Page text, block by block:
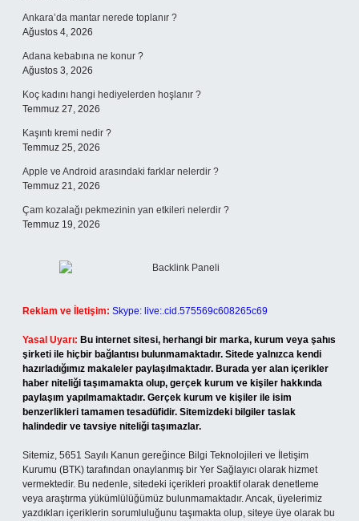
Ankara’da mantar nerede toplanır ?
Ağustos 4, 2026
Adana kebabına ne konur ?
Ağustos 3, 2026
Koç kadını hangi hediyelerden hoşlanır ?
Temmuz 27, 2026
Kaşıntı kremi nedir ?
Temmuz 25, 2026
Apple ve Android arasındaki farklar nelerdir ?
Temmuz 21, 2026
Çam kozalağı pekmezinin yan etkileri nelerdir ?
Temmuz 19, 2026
Reklam ve İletişim: Skype: live:.cid.575569c608265c69
Yasal Uyarı: Bu internet sitesi, herhangi bir marka, kurum veya şahıs
şirketi ile hiçbir bağlantısı bulunmamaktadır. Sitede yalnızca kendi
hazırladığımız makaleler paylaşılmaktadır. Burada yer alan içerikler
haber niteliği taşımamakta olup, gerçek kurum ve kişiler hakkında
paylaşım yapılmamaktadır. Gerçek kurum ve kişiler ile isim
benzerlikleri tamamen tesadüfidir. Sitemizdeki bilgiler taslak
halindedir ve tavsiye niteliği taşımazlar.
Sitemiz, 5651 Sayılı Kanun gereğince Bilgi Teknolojileri ve İletişim
Kurumu (BTK) tarafından onaylanmış bir Yer Sağlayıcı olarak hizmet
vermektedir. Bu nedenle, sitedeki içerikleri proaktif olarak denetleme
veya araştırma yükümlülüğümüz bulunmamaktadır. Ancak, üyelerimiz
yazdıkları içeriklerin sorumluluğunu taşımakta olup, siteye üye olarak bu